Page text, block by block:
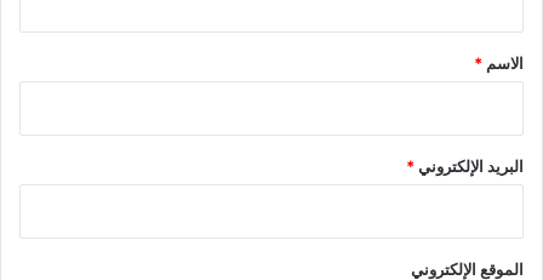
*
الاسم *
البريد الإلكتروني*
الموقع الإلكتروني